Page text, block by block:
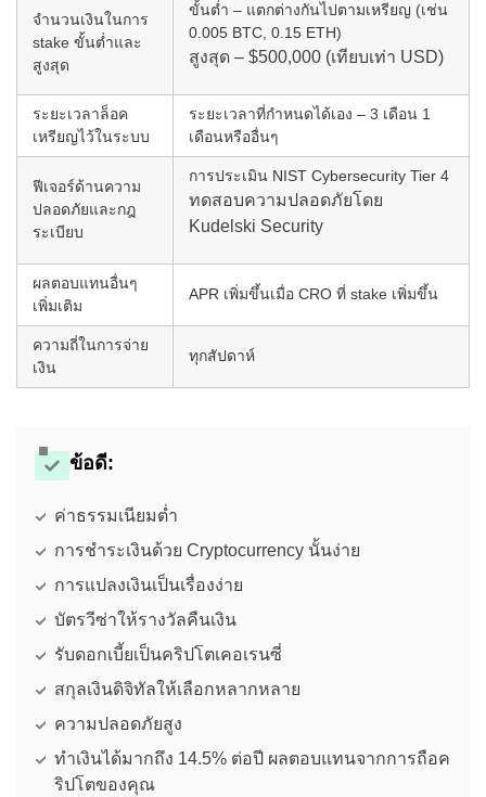
จำนวนเงินในการ
stake ขั้นต่ำและ
สูงสุด
ขั้นต่ำ – แตกต่างกันไปตามเหรียญ (เช่น
0.005 BTC, 0.15 ETH)
สูงสุด – $500,000 (เทียบเท่า USD)
ระยะเวลาล็อค
เหรียญไว้ในระบบ
ระยะเวลาที่กำหนดได้เอง – 3 เดือน 1
เดือนหรืออื่นๆ
ฟีเจอร์ด้านความ
ปลอดภัยและกฎ
ระเบียบ
การประเมิน NIST Cybersecurity Tier 4
ทดสอบความปลอดภัยโดย
Kudelski Security
ผลตอบแทนอื่นๆ
เพิ่มเติม
APR เพิ่มขึ้นเมื่อ CRO ที่ stake เพิ่มขึ้น
ความถี่ในการจ่าย
เงิน
ทุกสัปดาห์
ข้อดี:
ค่าธรรมเนียมต่ำ
การชำระเงินด้วย Cryptocurrency นั้นง่าย
การแปลงเงินเป็นเรื่องง่าย
บัตรวีซ่าให้รางวัลคืนเงิน
รับดอกเบี้ยเป็นคริปโตเคอเรนซี่
สกุลเงินดิจิทัลให้เลือกหลากหลาย
ความปลอดภัยสูง
ทำเงินได้มากถึง 14.5% ต่อปี ผลตอบแทนจากการถือค
ริปโตของคุณ